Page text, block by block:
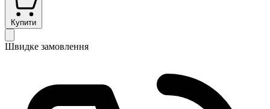
Купити
Швидке замовлення